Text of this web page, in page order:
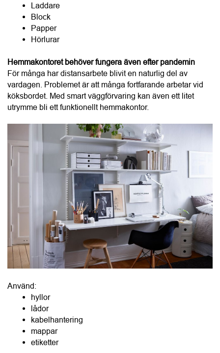
utrymme bli ett funktionellt hemmakontor.
Använd:
kabelhantering
mappar
etiketter
Sport, hobby och fritid kräver planering
fasta platser sprider den snabbt ut sig i hemmet. Skapa
därför särskilda zoner även för fritiden. Det sparar både tid
och irritation.
Fotboll
Hockey